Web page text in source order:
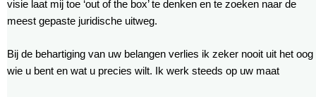
visie laat mij toe ‘out of the box’ te denken en te zoeken naar de
meest gepaste juridische uitweg.
Bij de behartiging van uw belangen verlies ik zeker nooit uit het oog
wie u bent en wat u precies wilt. Ik werk steeds op uw maat